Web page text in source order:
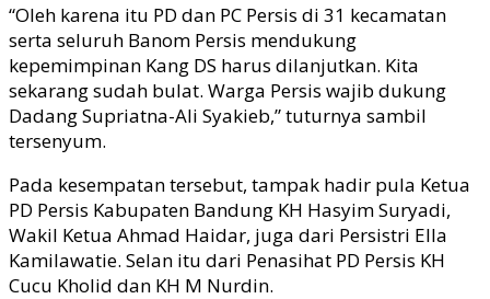
“Oleh karena itu PD dan PC Persis di 31 kecamatan
serta seluruh Banom Persis mendukung
kepemimpinan Kang DS harus dilanjutkan. Kita
sekarang sudah bulat. Warga Persis wajib dukung
Dadang Supriatna-Ali Syakieb,” tuturnya sambil
tersenyum.
Pada kesempatan tersebut, tampak hadir pula Ketua
PD Persis Kabupaten Bandung KH Hasyim Suryadi,
Wakil Ketua Ahmad Haidar, juga dari Persistri Ella
Kamilawatie. Selan itu dari Penasihat PD Persis KH
Cucu Kholid dan KH M Nurdin.